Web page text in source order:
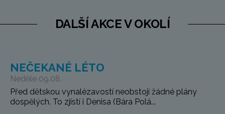
DALŠÍ AKCE V OKOLÍ
NEČEKANÉ LÉTO
Neděle 09.08.
Před dětskou vynalézavostí neobstojí žádné plány
dospělých. To zjistí i Denisa (Bára Polá...